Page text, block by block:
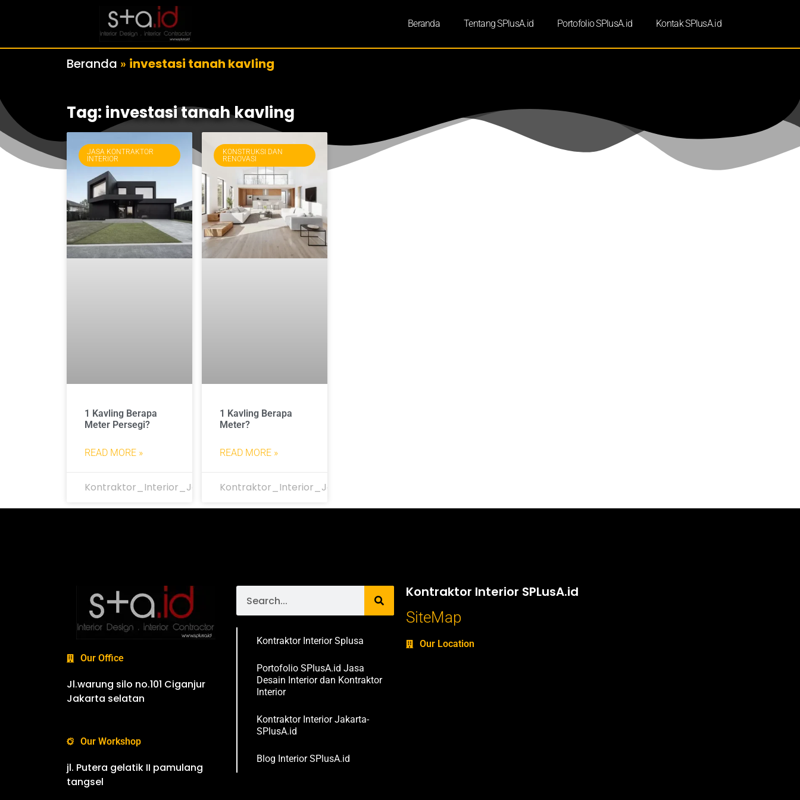
Beranda Tentang SPlusA.id Portofolio SPlusA.id Kontak SPlusA.id
Beranda » investasi tanah kavling
Tag: investasi tanah kavling
JASA KONTRAKTOR
INTERIOR
1 Kavling Berapa
Meter Persegi?
READ MORE »
Kontraktor_Interior_Jakarta
KONSTRUKSI DAN
RENOVASI
1 Kavling Berapa
Meter?
READ MORE »
Kontraktor_Interior_Jakarta
Our Office
Jl.warung silo no.101 Ciganjur
Jakarta selatan
Our Workshop
jl. Putera gelatik II pamulang
tangsel
Kontraktor Interior Splusa
Portofolio SPlusA.id Jasa
Desain Interior dan Kontraktor
Interior
Kontraktor Interior Jakarta-
SPlusA.id
Blog Interior SPlusA.id
Kontraktor Interior SPLusA.id
SiteMap
Our Location